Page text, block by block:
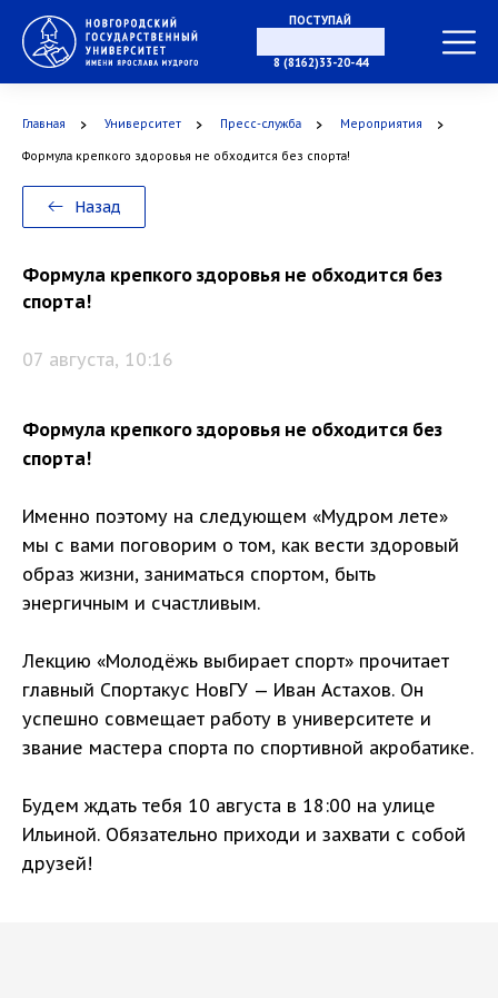
ПОСТУПАЙ
В АСПИРАНТУРУ
8 (8162)33-20-44
Главная Университет Пресс-служба Мероприятия
Формула крепкого здоровья не обходится без спорта!
Назад
Формула крепкого здоровья не обходится без
спорта!
07 августа, 10:16
Формула крепкого здоровья не обходится без
спорта!
Именно поэтому на следующем «Мудром лете»
мы с вами поговорим о том, как вести здоровый
образ жизни, заниматься спортом, быть
энергичным и счастливым.
Лекцию «Молодёжь выбирает спорт» прочитает
главный Спортакус НовГУ — Иван Астахов. Он
успешно совмещает работу в университете и
звание мастера спорта по спортивной акробатике.
Будем ждать тебя 10 августа в 18:00 на улице
Ильиной. Обязательно приходи и захвати с собой
друзей!